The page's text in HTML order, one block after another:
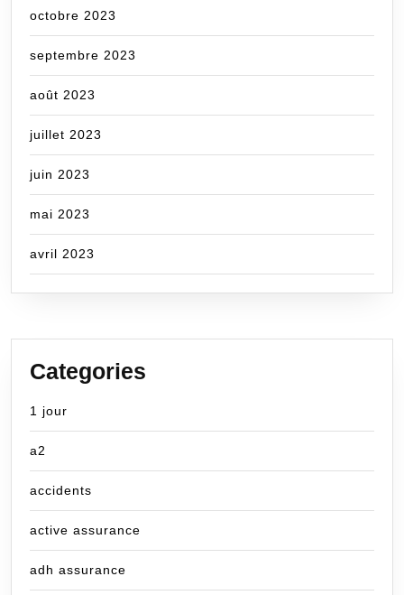
octobre 2023
septembre 2023
août 2023
juillet 2023
juin 2023
mai 2023
avril 2023
Categories
1 jour
a2
accidents
active assurance
adh assurance